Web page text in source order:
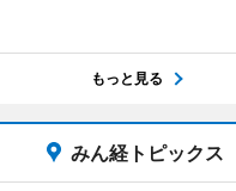
もっと見る
みん経トピックス